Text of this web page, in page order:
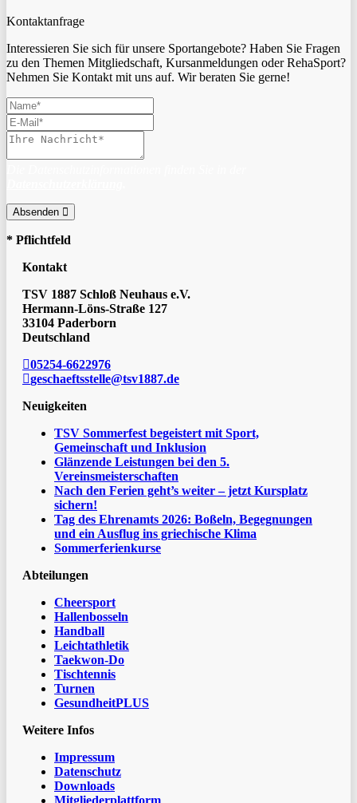
Kontaktanfrage
Interessieren Sie sich für unsere Sportangebote? Haben Sie Fragen
zu den Themen Mitgliedschaft, Kursanmeldungen oder RehaSport?
Nehmen Sie Kontakt mit uns auf. Wir beraten Sie gerne!
Absenden
* Pflichtfeld
Kontakt
TSV 1887 Schloß Neuhaus e.V.
Hermann-Löns-Straße 127
33104 Paderborn
Deutschland
05254-6622976
geschaeftsstelle@tsv1887.de
Neuigkeiten
TSV Sommerfest begeistert mit Sport,
Gemeinschaft und Inklusion
Glänzende Leistungen bei den 5.
Vereinsmeisterschaften
Nach den Ferien geht’s weiter – jetzt Kursplatz
sichern!
Tag des Ehrenamts 2026: Boßeln, Begegnungen
und ein Ausflug ins griechische Klima
Sommerferienkurse
Abteilungen
Cheersport
Hallenbosseln
Handball
Leichtathletik
Taekwon-Do
Tischtennis
Turnen
GesundheitPLUS
Weitere Infos
Impressum
Datenschutz
Downloads
Mitgliederplattform